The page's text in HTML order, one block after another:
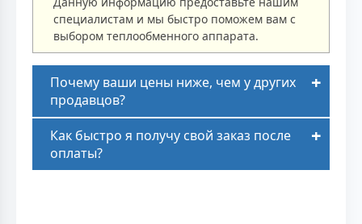
специалистам и мы быстро поможем вам с
выбором теплообменного аппарата.
Почему ваши цены ниже, чем у других
продавцов?
Как быстро я получу свой заказ после
оплаты?